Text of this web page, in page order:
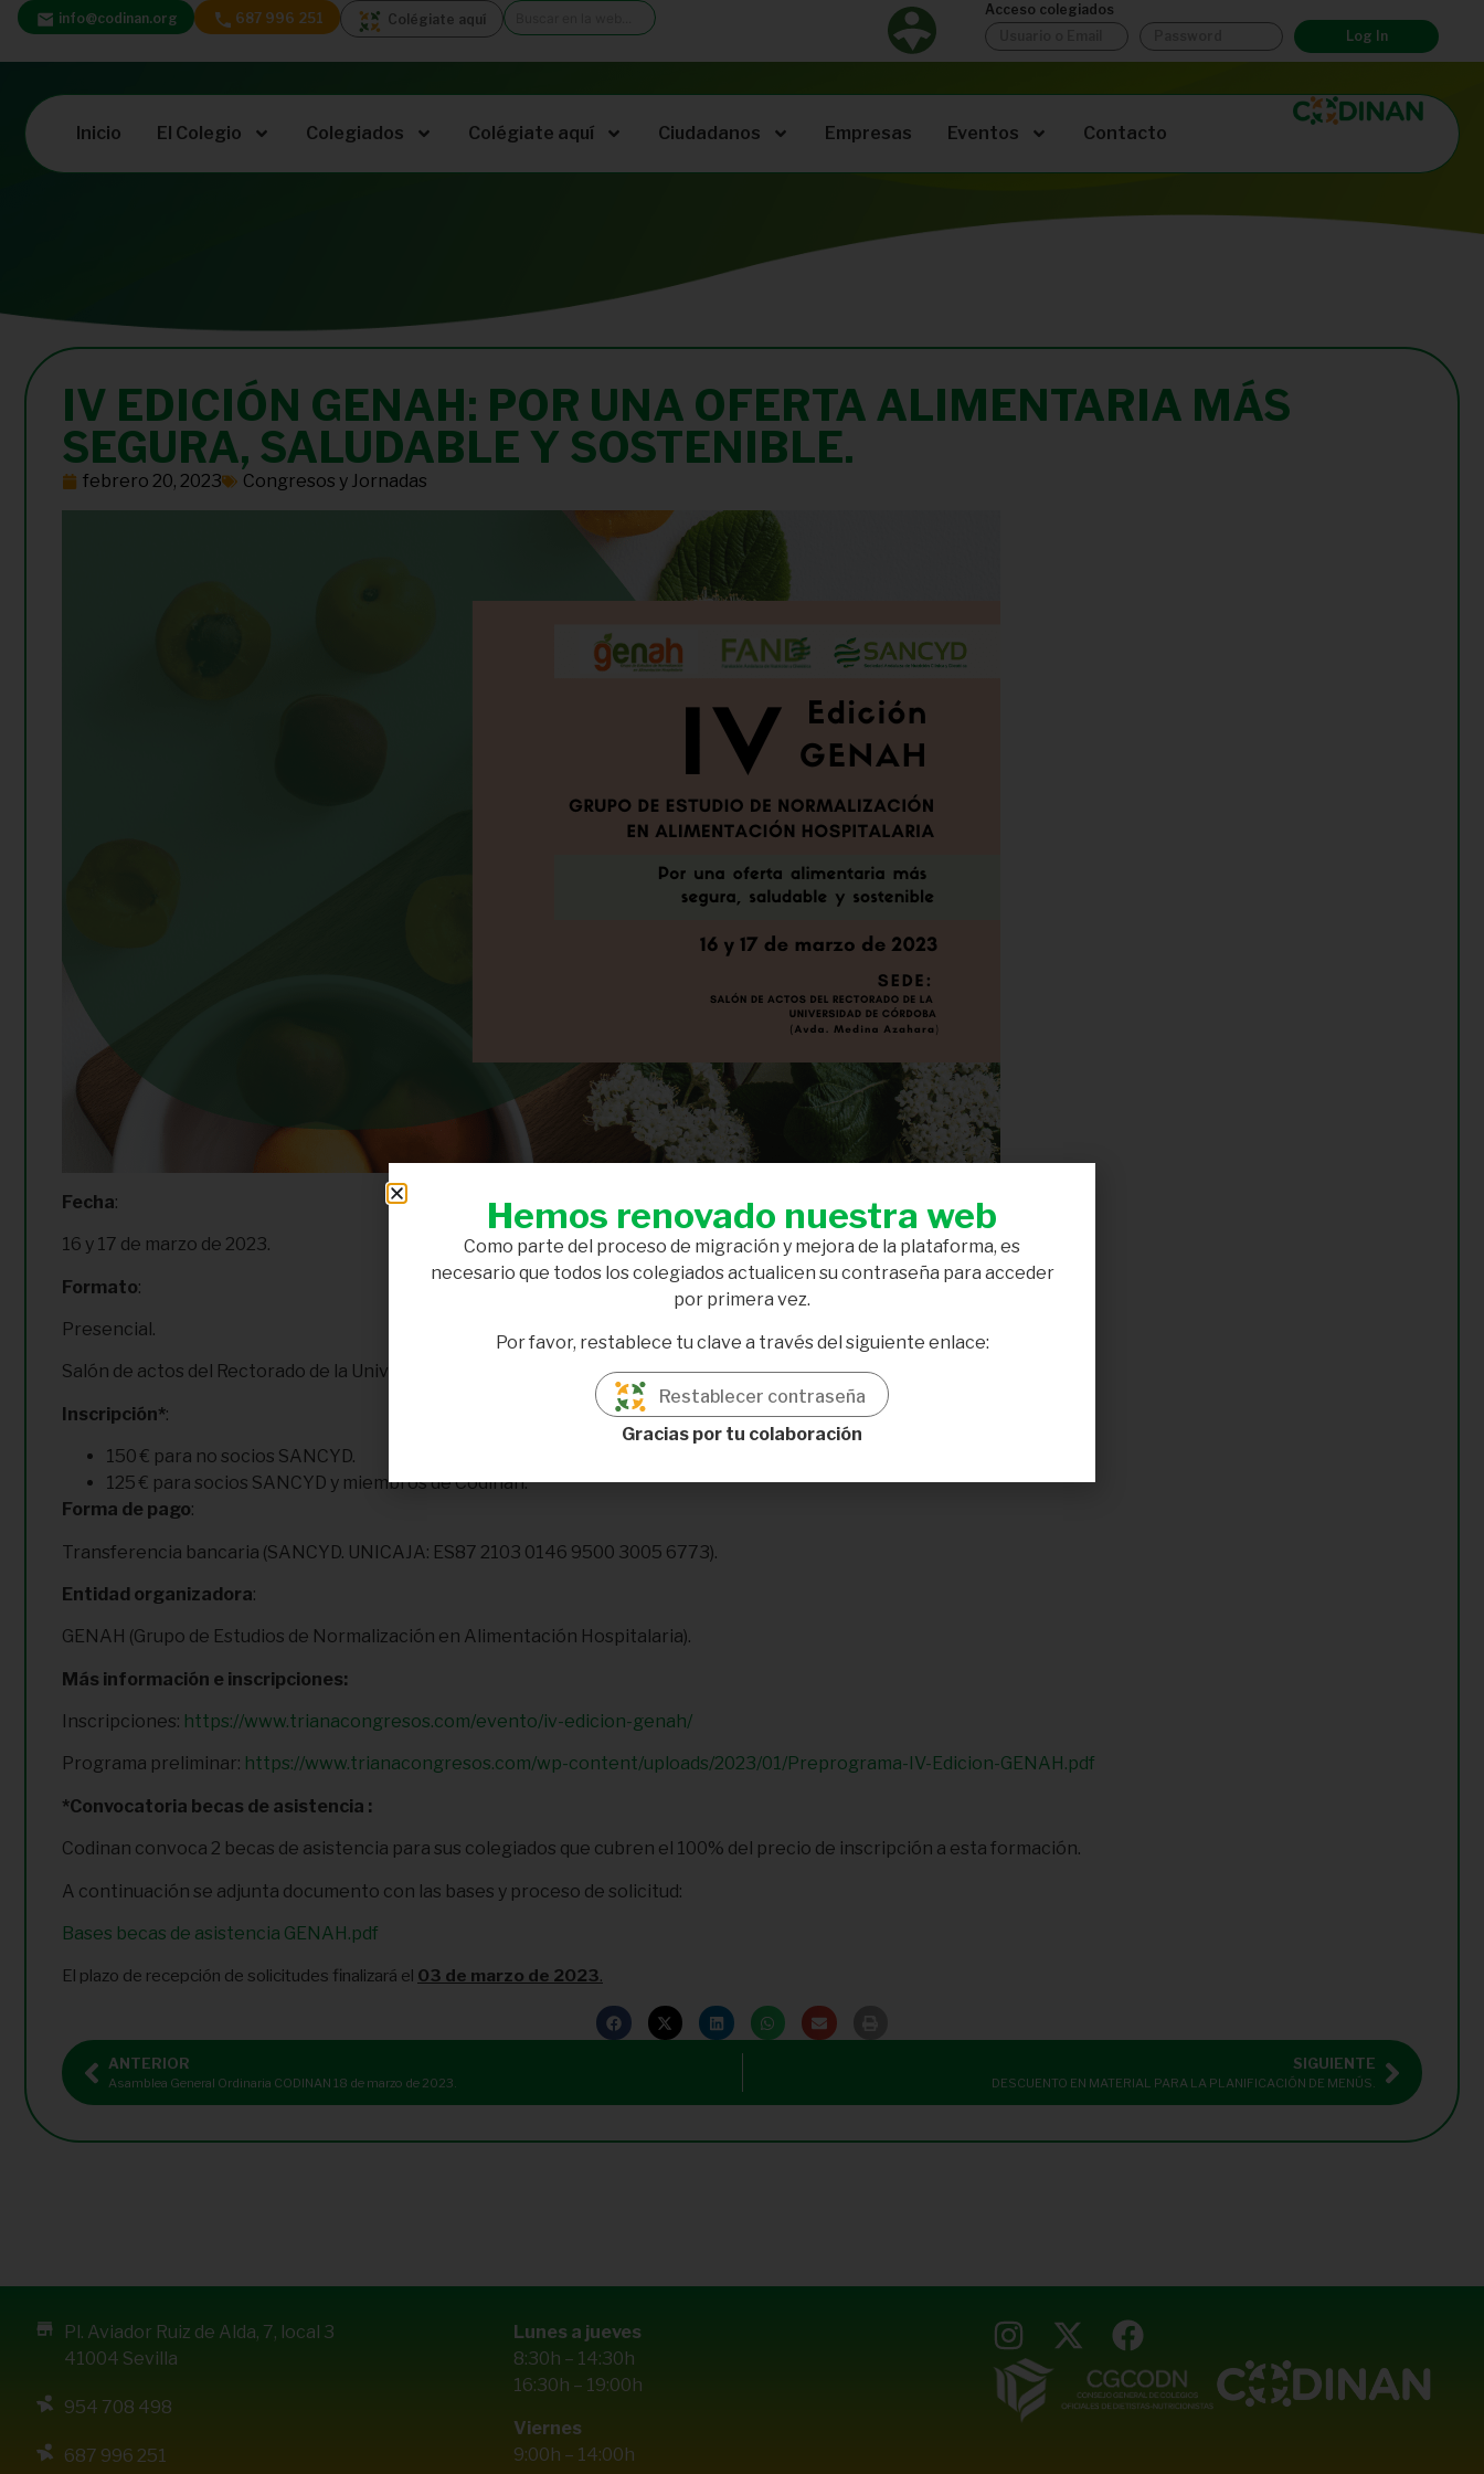
info@codinan.org 687 996 251 Colégiate aquí
Acceso colegiados
Log In
Inicio El Colegio Colegiados Colégiate aquí Ciudadanos Empresas Eventos Contacto
IV EDICIÓN GENAH: POR UNA OFERTA ALIMENTARIA MÁS
SEGURA, SALUDABLE Y SOSTENIBLE.
febrero 20, 2023 Congresos y Jornadas
Fecha:
16 y 17 de marzo de 2023.
Formato:
Presencial.
Salón de actos del Rectorado de la Universidad de Córdoba (Avda. Medina Azahara).
Inscripción*:
150 € para no socios SANCYD.
125 € para socios SANCYD y miembros de Codinan.
Forma de pago:
Transferencia bancaria (SANCYD. UNICAJA: ES87 2103 0146 9500 3005 6773).
Entidad organizadora:
GENAH (Grupo de Estudios de Normalización en Alimentación Hospitalaria).
Más información e inscripciones:
Inscripciones: https://www.trianacongresos.com/evento/iv-edicion-genah/
Programa preliminar: https://www.trianacongresos.com/wp-content/uploads/2023/01/Preprograma-IV-Edicion-GENAH.pdf
*Convocatoria becas de asistencia :
Codinan convoca 2 becas de asistencia para sus colegiados que cubren el 100% del precio de inscripción a esta formación.
A continuación se adjunta documento con las bases y proceso de solicitud:
Bases becas de asistencia GENAH.pdf
El plazo de recepción de solicitudes finalizará el 03 de marzo de 2023.
ANTERIOR
Asamblea General Ordinaria CODINAN 18 de marzo de 2023.
SIGUIENTE
DESCUENTO EN MATERIAL PARA LA PLANIFICACIÓN DE MENÚS.
Pl. Aviador Ruiz de Alda, 7, local 3
41004 Sevilla
954 708 498
687 996 251
Lunes a jueves
8:30h – 14:30h
16:30h – 19:00h
Viernes
9:00h – 14:00h
Hemos renovado nuestra web
Como parte del proceso de migración y mejora de la plataforma, es
necesario que todos los colegiados actualicen su contraseña para acceder
por primera vez.
Por favor, restablece tu clave a través del siguiente enlace:
Restablecer contraseña
Gracias por tu colaboración